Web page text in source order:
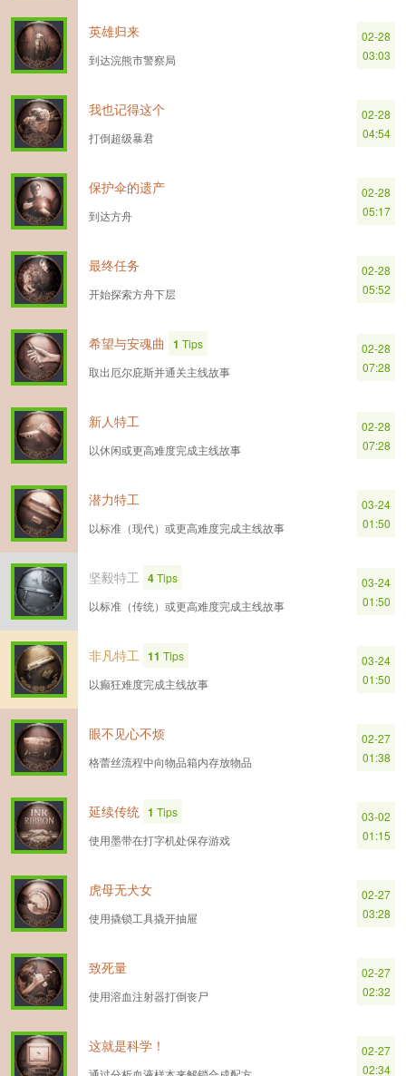
英雄归来
到达浣熊市警察局
02-28
03:03
我也记得这个
打倒超级暴君
02-28
04:54
保护伞的遗产
到达方舟
02-28
05:17
最终任务
开始探索方舟下层
02-28
05:52
希望与安魂曲 1 Tips
取出厄尔庇斯并通关主线故事
02-28
07:28
新人特工
以休闲或更高难度完成主线故事
02-28
07:28
潜力特工
以标准（现代）或更高难度完成主线故事
03-24
01:50
坚毅特工 4Tips
以标准（传统）或更高难度完成主线故事
03-24
01:50
非凡特工 11 Tips
以癫狂难度完成主线故事
03-24
01:50
眼不见心不烦
格蕾丝流程中向物品箱内存放物品
02-27
01:38
延续传统 1 Tips
使用墨带在打字机处保存游戏
03-02
01:15
虎母无犬女
使用撬锁工具撬开抽屉
02-27
03:28
致死量
使用溶血注射器打倒丧尸
02-27
02:32
这就是科学！
02-27
02:34